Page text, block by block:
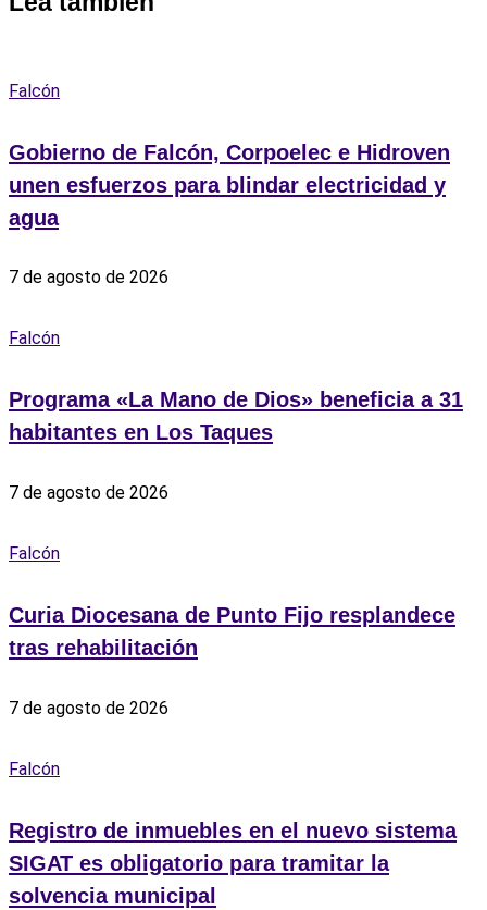
Falcón
Gobierno de Falcón, Corpoelec e Hidroven
unen esfuerzos para blindar electricidad y
agua
7 de agosto de 2026
Falcón
Programa «La Mano de Dios» beneficia a 31
habitantes en Los Taques
7 de agosto de 2026
Falcón
Curia Diocesana de Punto Fijo resplandece
tras rehabilitación
7 de agosto de 2026
Falcón
Registro de inmuebles en el nuevo sistema
SIGAT es obligatorio para tramitar la
solvencia municipal